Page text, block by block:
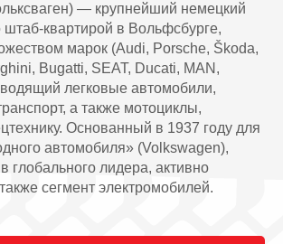
— крупнейший немецкий
штаб-квартирой в Вольфсбурге,
марок (Audi, Porsche, Škoda,
Bugatti, SEAT, Ducati, MAN,
легковые автомобили,
а также мотоциклы,
Основанный в 1937 году для
автомобиля» (Volkswagen),
глобального лидера, активно
сегмент электромобилей.